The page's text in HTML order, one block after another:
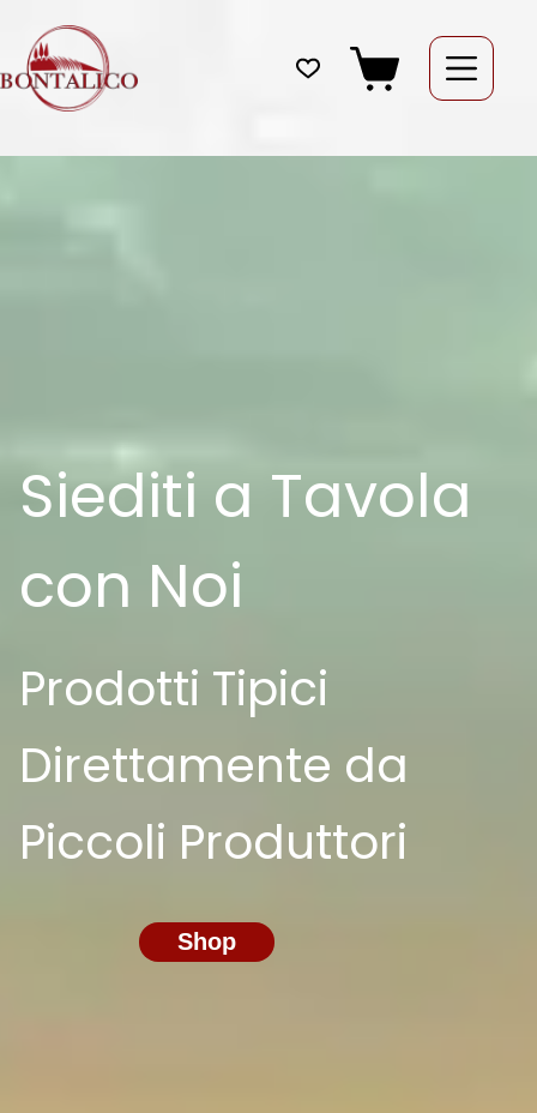
contenuto
Carrello
Siediti a Tavola
con Noi
Prodotti Tipici
Direttamente da
Piccoli Produttori
Shop